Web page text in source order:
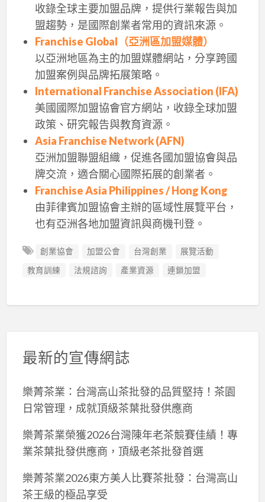
收錄全球主要加盟品牌，提供行業報告與加
盟趨勢，是國際創業者常用的資訊來源。
Franchise Global（亞洲區加盟媒體）
以亞洲地區為主的加盟媒體網站，分享跨國
加盟案例與品牌拓展策略。
International Franchise Association (IFA)
美國國際加盟協會官方網站，收錄全球加盟
政策、研究報告與教育資源。
Asia Franchise Network (AFN)
亞洲加盟聯盟組織，促進各國加盟協會與品
牌交流，適合關心國際拓展的創業者。
Franchise Asia Philippines / Hong Kong
由菲律賓加盟協會主辦的區域性展覽平台，
也有亞洲各地加盟資訊與商機刊登。
創業協會 加盟公會 台灣創業
展覽活動
教育訓練
法規諮詢 產業資源 連鎖加盟
最新的宣傳網誌
樂菁茶業：台灣高山茶批發的品質堅持！茶園
日常管理，成就頂級茶葉批發供應商
樂菁茶業榮獲2026台灣陳年老茶競賽佳績！專
業茶葉批發供應商，頂級老茶批發首選
樂菁茶業2026東方美人比賽茶批發：台灣高山
茶王級的極品享受